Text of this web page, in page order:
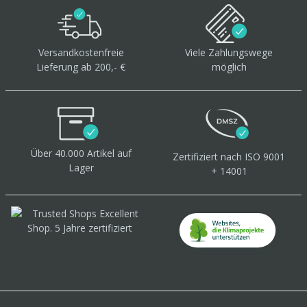
Versandkostenfreie
Lieferung ab 200,- €
Viele Zahlungswege
möglich
Über 40.000 Artikel auf
Lager
Zertifiziert nach ISO 9001
+ 14001